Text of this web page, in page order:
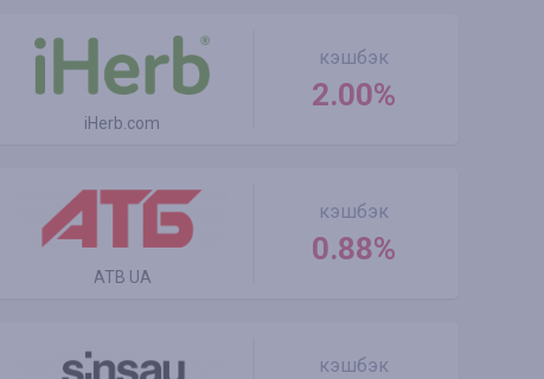
iHerb.com
кэшбэк
2.00%
ATB UA
кэшбэк
0.88%
кэшбэк